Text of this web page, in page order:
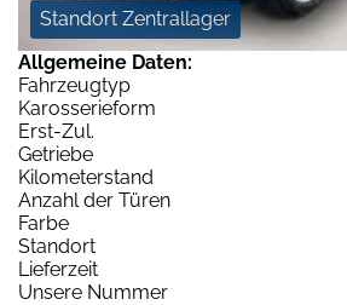
Standort Zentrallager
Allgemeine Daten:
Fahrzeugtyp
Karosserieform
Erst-Zul.
Getriebe
Kilometerstand
Anzahl der Türen
Farbe
Standort
Lieferzeit
Unsere Nummer